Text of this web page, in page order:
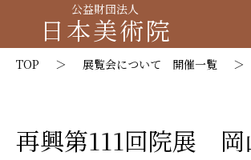
日本美術院
公益財団法人
TOP ＞ 展覧会について 開催一覧 ＞
再興第111回院展 岡